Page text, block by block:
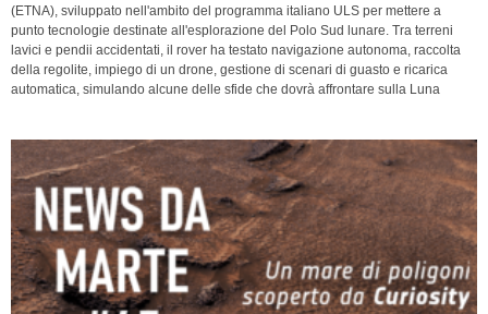
(ETNA), sviluppato nell'ambito del programma italiano ULS per mettere a
punto tecnologie destinate all'esplorazione del Polo Sud lunare. Tra terreni
lavici e pendii accidentati, il rover ha testato navigazione autonoma, raccolta
della regolite, impiego di un drone, gestione di scenari di guasto e ricarica
automatica, simulando alcune delle sfide che dovrà affrontare sulla Luna